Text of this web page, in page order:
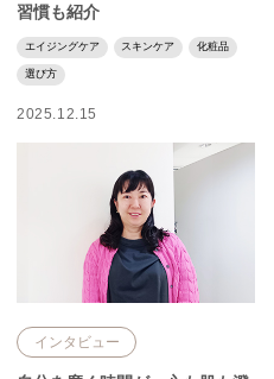
習慣も紹介
エイジングケア スキンケア 化粧品
選び方
2025.12.15
インタビュー